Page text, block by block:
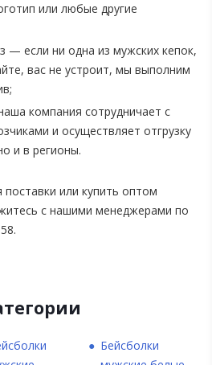
или любые другие
— если ни одна из мужских кепок,
вас не устроит, мы выполним
компания сотрудничает с
и осуществляет отгрузку
и в регионы.
или купить оптом
с нашими менеджерами по
Бейсболки